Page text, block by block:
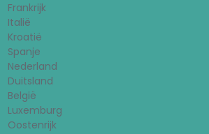
Frankrijk
Italië
Kroatië
Spanje
Nederland
Duitsland
België
Luxemburg
Oostenrijk